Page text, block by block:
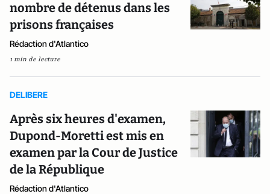
nombre de détenus dans les
prisons françaises
Rédaction d'Atlantico
1 min de lecture
DELIBERE
Après six heures d'examen,
Dupond-Moretti est mis en
examen par la Cour de Justice
de la République
Rédaction d'Atlantico